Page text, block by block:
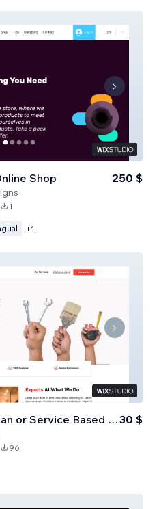
Shop 250 $
1
+1
Handyman, Electrician or Service Based Business30 $
96